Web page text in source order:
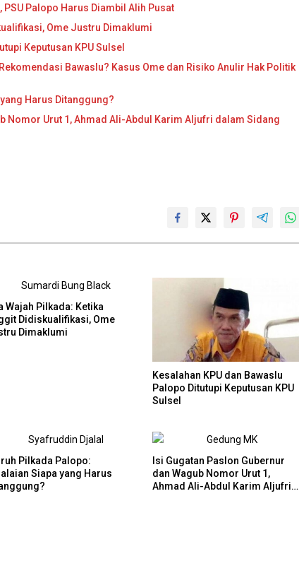
Palopo Harus Diambil Alih Pusat
Ome Justru Dimaklumi
Keputusan KPU Sulsel
Bawaslu? Kasus Ome dan Risiko Anulir Hak Politik
Harus Ditanggung?
Nomor Urut 1, Ahmad Ali-Abdul Karim Aljufri dalam Sidang
Wajah Pilkada: Ketika
Didiskualifikasi, Ome
Dimaklumi
Kesalahan KPU dan Bawaslu
Palopo Ditutupi Keputusan KPU
Sulsel
Pilkada Palopo:
Siapa yang Harus
Isi Gugatan Paslon Gubernur
dan Wagub Nomor Urut 1,
Ahmad Ali-Abdul Karim Aljufri